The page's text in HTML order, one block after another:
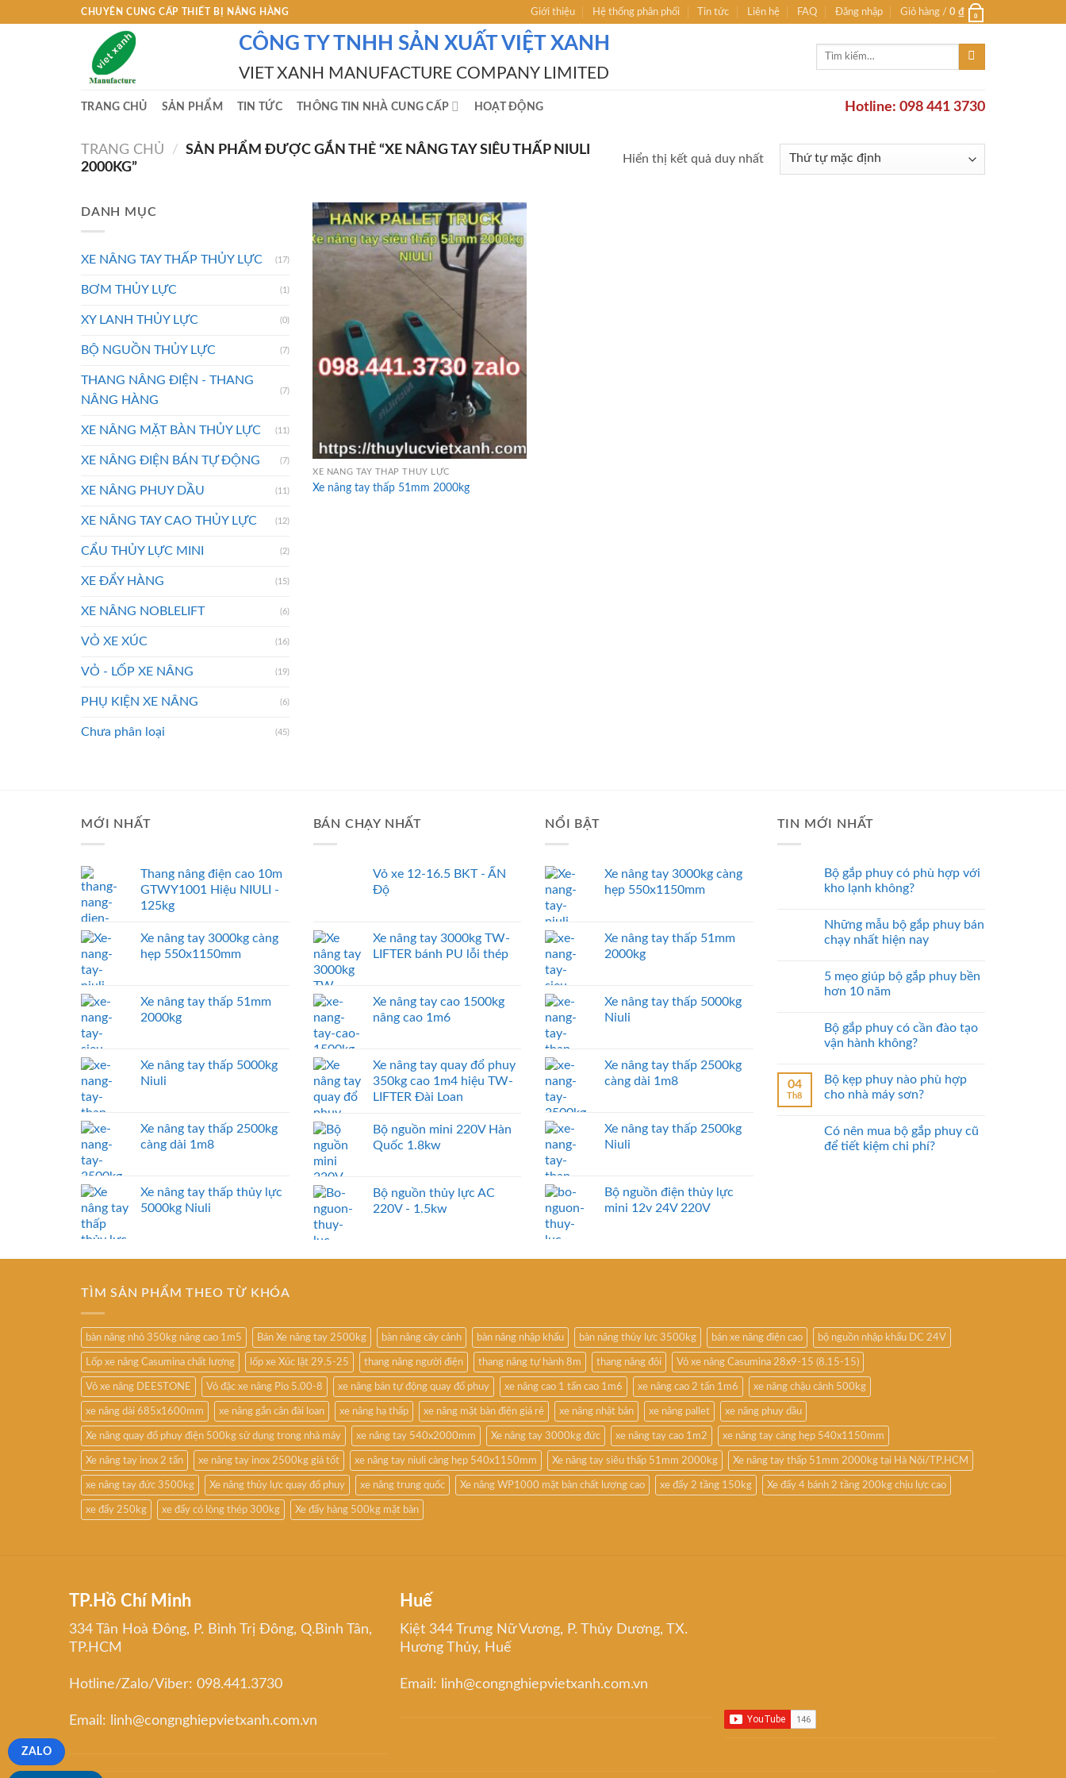
CHUYÊN CUNG CẤP THIẾT BỊ NÂNG HÀNG Giới thiệu Hệ thống phân phối Tin tức Liên hệ FAQ Đăng nhập Giỏ hàng / 0 ₫ 0
CÔNG TY TNHH SẢN XUẤT VIỆT XANH
VIET XANH MANUFACTURE COMPANY LIMITED
Tìm
TRANG CHỦ SẢN PHẨM TIN TỨC THÔNG TIN NHÀ CUNG CẤP HOẠT ĐỘNG Hotline: 098 441 3730
TRANG CHỦ / SẢN PHẨM ĐƯỢC GẮN THẺ “XE NÂNG TAY SIÊU THẤP NIULI
2000KG”
Hiển thị kết quả duy nhất
DANH MỤC
XE NÂNG TAY THẤP THỦY LỰC (17)
BƠM THỦY LỰC (1)
XY LANH THỦY LỰC (0)
BỘ NGUỒN THỦY LỰC (7)
THANG NÂNG ĐIỆN - THANG
NÂNG HÀNG
(7)
XE NÂNG MẶT BÀN THỦY LỰC (11)
XE NÂNG ĐIỆN BÁN TỰ ĐỘNG (7)
XE NÂNG PHUY DẦU (11)
XE NÂNG TAY CAO THỦY LỰC (12)
CẨU THỦY LỰC MINI (2)
XE ĐẨY HÀNG (15)
XE NÂNG NOBLELIFT (6)
VỎ XE XÚC (16)
VỎ - LỐP XE NÂNG (19)
PHỤ KIỆN XE NÂNG (6)
Chưa phân loại (45)
XE NÂNG TAY THẤP THỦY LỰC
Xe nâng tay thấp 51mm 2000kg
MỚI NHẤT
Thang nâng điện cao 10m
GTWY1001 Hiệu NIULI -
125kg
Xe nâng tay 3000kg càng
hẹp 550x1150mm
Xe nâng tay thấp 51mm
2000kg
Xe nâng tay thấp 5000kg
Niuli
Xe nâng tay thấp 2500kg
càng dài 1m8
Xe nâng tay thấp thủy lực
5000kg Niuli
BÁN CHẠY NHẤT
Vỏ xe 12-16.5 BKT - ẤN
Độ
Xe nâng tay 3000kg TW-
LIFTER bánh PU lỗi thép
Xe nâng tay cao 1500kg
nâng cao 1m6
Xe nâng tay quay đổ phuy
350kg cao 1m4 hiệu TW-
LIFTER Đài Loan
Bộ nguồn mini 220V Hàn
Quốc 1.8kw
Bộ nguồn thủy lực AC
220V - 1.5kw
NỔI BẬT
Xe nâng tay 3000kg càng
hẹp 550x1150mm
Xe nâng tay thấp 51mm
2000kg
Xe nâng tay thấp 5000kg
Niuli
Xe nâng tay thấp 2500kg
càng dài 1m8
Xe nâng tay thấp 2500kg
Niuli
Bộ nguồn điện thủy lực
mini 12v 24V 220V
TIN MỚI NHẤT
Bộ gắp phuy có phù hợp với
kho lạnh không?
Những mẫu bộ gắp phuy bán
chạy nhất hiện nay
5 mẹo giúp bộ gắp phuy bền
hơn 10 năm
Bộ gắp phuy có cần đào tạo
vận hành không?
04
Th8
Bộ kẹp phuy nào phù hợp
cho nhà máy sơn?
Có nên mua bộ gắp phuy cũ
để tiết kiệm chi phí?
TÌM SẢN PHẨM THEO TỪ KHÓA
bàn nâng nhỏ 350kg nâng cao 1m5 Bán Xe nâng tay 2500kg bàn nâng cây cảnh bàn nâng nhập khẩu bàn nâng thủy lực 3500kg bán xe nâng điện cao bộ nguồn nhập khẩu DC 24V
Lốp xe nâng Casumina chất lượng lốp xe Xúc lật 29.5-25 thang nâng người điện thang nâng tự hành 8m thang nâng đôi Vỏ xe nâng Casumina 28x9-15 (8.15-15)
Vỏ xe nâng DEESTONE Vỏ đặc xe nâng Pio 5.00-8 xe nâng bán tự động quay đổ phuy xe nâng cao 1 tấn cao 1m6 xe nâng cao 2 tấn 1m6 xe nâng chậu cảnh 500kg
xe nâng dài 685x1600mm xe nâng gắn cân đài loan xe nâng hạ thấp xe nâng mặt bàn điện giá rẻ xe nâng nhật bản xe nâng pallet xe nâng phuy dầu
Xe nâng quay đổ phuy điện 500kg sử dụng trong nhà máy xe nâng tay 540x2000mm Xe nâng tay 3000kg đức xe nâng tay cao 1m2 xe nâng tay càng hẹp 540x1150mm
Xe nâng tay inox 2 tấn xe nâng tay inox 2500kg giá tốt xe nâng tay niuli càng hẹp 540x1150mm Xe nâng tay siêu thấp 51mm 2000kg Xe nâng tay thấp 51mm 2000kg tại Hà Nội/TP.HCM
xe nâng tay đức 3500kg Xe nâng thủy lực quay đổ phuy xe nâng trung quốc Xe nâng WP1000 mặt bàn chất lượng cao xe đẩy 2 tầng 150kg Xe đẩy 4 bánh 2 tầng 200kg chịu lực cao
xe đẩy 250kg xe đẩy có lòng thép 300kg Xe đẩy hàng 500kg mặt bàn
TP.Hồ Chí Minh
334 Tân Hoà Đông, P. Bình Trị Đông, Q.Bình Tân,
TP.HCM
Hotline/Zalo/Viber: 098.441.3730
Email: linh@congnghiepvietxanh.com.vn
Huế
Kiệt 344 Trưng Nữ Vương, P. Thủy Dương, TX.
Hương Thủy, Huế
Email: linh@congnghiepvietxanh.com.vn
ZALO